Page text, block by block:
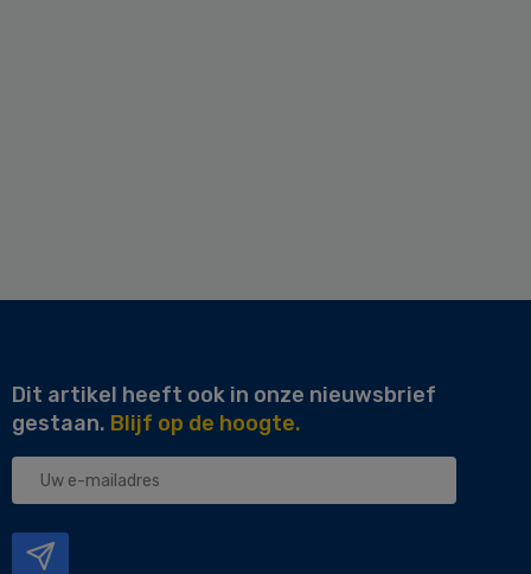
Dit artikel heeft ook in onze nieuwsbrief
gestaan. Blijf op de hoogte.
Uw